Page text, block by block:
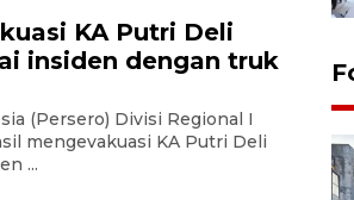
KA Putri Deli
insiden dengan truk
(Persero) Divisi Regional I
mengevakuasi KA Putri Deli
...